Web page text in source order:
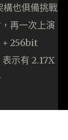
也俱備挑戰
再一次上演
+ 256bit
示有 2.17X